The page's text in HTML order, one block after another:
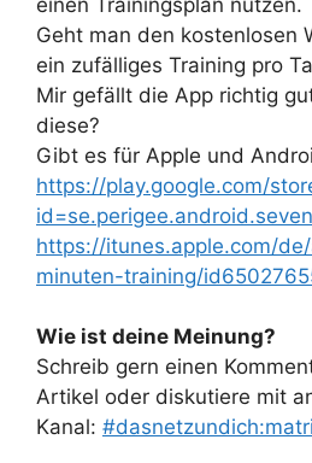
Geht man den kostenlosen
ein zufälliges Training pro
Mir gefällt die App richtig
diese?
Gibt es für Apple und
https://play.google.com/
https://itunes.apple.com/
minuten-training/
Wie ist deine Meinung?
Schreib gern einen
Artikel oder diskutiere mit
Kanal: